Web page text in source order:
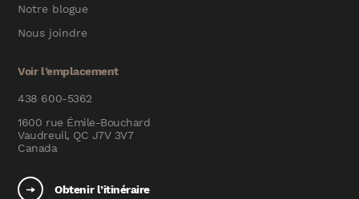
Notre blogue
Nous joindre
Voir l’emplacement
438 600-5362
1600 rue Émile-Bouchard
Vaudreuil, QC J7V 3V7
Canada
Obtenir l’itinéraire